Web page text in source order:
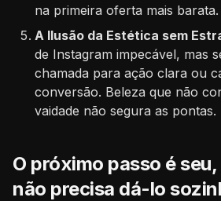
na primeira oferta mais barata.
A Ilusão da Estética sem
de Instagram impecável, mas
chamada para ação clara ou
conversão. Beleza que não
vaidade não segura as pontas.
O próximo passo é
não precisa dá-lo